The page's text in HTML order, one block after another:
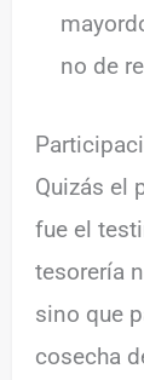
no de
Quizás el
fue el
tesorería
sino que
cosecha